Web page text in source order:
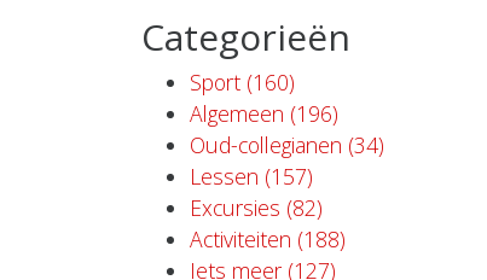
Categorieën
Sport (160)
Algemeen (196)
Oud-collegianen (34)
Lessen (157)
Excursies (82)
Activiteiten (188)
Iets meer (127)